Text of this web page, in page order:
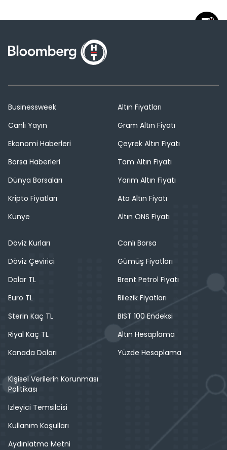
Businessweek
Canlı Yayın
Ekonomi Haberleri
Borsa Haberleri
Dünya Borsaları
Kripto Fiyatları
Künye
Altın Fiyatları
Gram Altın Fiyatı
Çeyrek Altın Fiyatı
Tam Altın Fiyatı
Yarım Altın Fiyatı
Ata Altın Fiyatı
Altın ONS Fiyatı
Döviz Kurları
Döviz Çevirici
Dolar TL
Euro TL
Sterin Kaç TL
Riyal Kaç TL
Kanada Doları
Canlı Borsa
Gümüş Fiyatları
Brent Petrol Fiyatı
Bilezik Fiyatları
BIST 100 Endeksi
Altın Hesaplama
Yüzde Hesaplama
Kişisel Verilerin Korunması
Politikası
İzleyici Temsilcisi
Kullanım Koşulları
Aydınlatma Metni